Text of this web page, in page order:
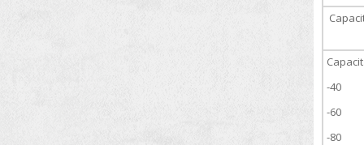
-40
-60
-80